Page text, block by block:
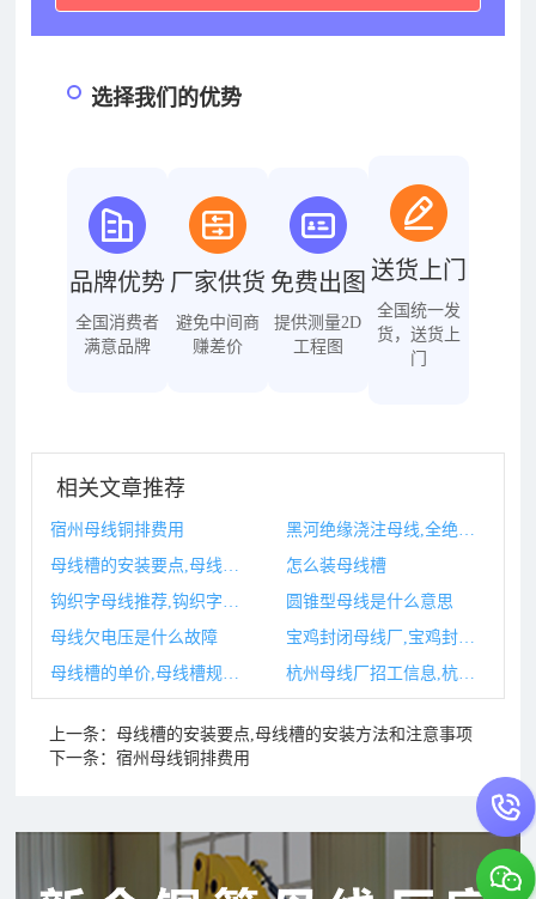
选择我们的优势
品牌优势
全国消费者
满意品牌
厂家供货
避免中间商
赚差价
免费出图
提供测量2D
工程图
送货上门
全国统一发
货，送货上
门
相关文章推荐
宿州母线铜排费用
怎么装母线槽
圆锥型母线是什么意思
母线欠电压是什么故障
宝鸡封闭母线厂,宝鸡封闭母线厂有哪些
杭州母线厂招工信息,杭州招工信息平台
上一条：母线槽的安装要点,母线槽的安装方法和注意事项
下一条：宿州母线铜排费用